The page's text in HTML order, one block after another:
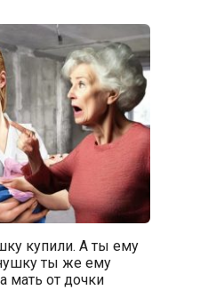
купили. А ты ему
ты же ему
мать от дочки